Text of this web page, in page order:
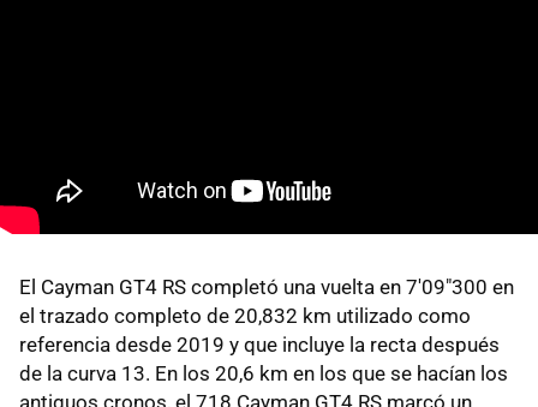
El Cayman GT4 RS completó una vuelta en 7'09"300 en
el trazado completo de 20,832 km utilizado como
referencia desde 2019 y que incluye la recta después
de la curva 13. En los 20,6 km en los que se hacían los
antiguos cronos, el 718 Cayman GT4 RS marcó un